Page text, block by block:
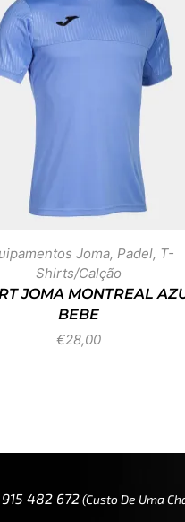
Joma,Padel, T-
Shirts/Calção
JOMA MONTREAL
BEBE
€28,00
482 672(custo De Uma